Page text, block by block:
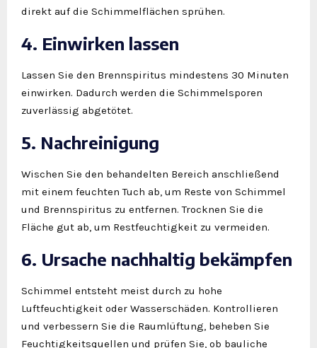
direkt auf die Schimmelflächen sprühen.
4. Einwirken lassen
Lassen Sie den Brennspiritus mindestens 30 Minuten
einwirken. Dadurch werden die Schimmelsporen
zuverlässig abgetötet.
5. Nachreinigung
Wischen Sie den behandelten Bereich anschließend
mit einem feuchten Tuch ab, um Reste von Schimmel
und Brennspiritus zu entfernen. Trocknen Sie die
Fläche gut ab, um Restfeuchtigkeit zu vermeiden.
6. Ursache nachhaltig bekämpfen
Schimmel entsteht meist durch zu hohe
Luftfeuchtigkeit oder Wasserschäden. Kontrollieren
und verbessern Sie die Raumlüftung, beheben Sie
Feuchtigkeitsquellen und prüfen Sie, ob bauliche